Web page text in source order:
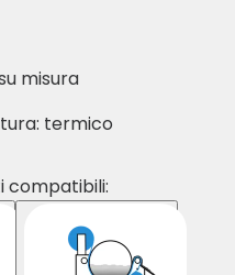
misura
termico
compatibili: